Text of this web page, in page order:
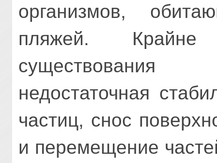
организмов,
пляжей. Крайне
существования
недостаточная
частиц, снос
и перемещение